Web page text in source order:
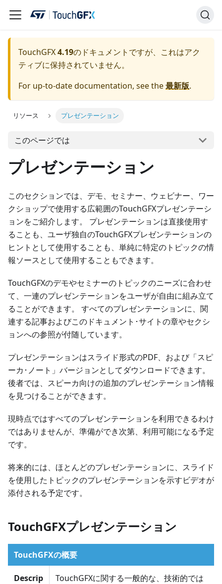
TouchGFX4.19のドキュメントですが、これはアク
ティブに保持されていません。
For up-to-date documentation, see the最新版.
リソース プレゼンテーション
このページでは
プレゼンテーション
このセクションでは、デモ、セミナー、ウェビナー、ワー
クショップで使用する広範囲のTouchGFXプレゼンテーシ
ョンをご紹介します。 プレゼンテーションは直接使用す
ることも、ユーザ独自のTouchGFXプレゼンテーションの
ヒントとして使用することも、単純に特定のトピックの情
報ソースとして使用することもできます。
TouchGFXのデモやセミナーのトピックのニーズに合わせ
て、一連のプレゼンテーションをユーザが自由に組み立て
ることができます。 すべてのプレゼンテーションに、関
連する記事およびこのドキュメント･サイトの章やセクシ
ョンへの参照が付随しています。
プレゼンテーションはスライド形式のPDF、および「スピ
ーカ･ノート」バージョンとしてダウンロードできます。
後者では、スピーカ向けの追加のプレゼンテーション情報
を見つけることができます。
現時点ではすべてのプレゼンテーションを利用できるわけ
ではありませんが、準備ができ次第、利用可能になる予定
です。
将来的には、ほとんどのプレゼンテーションに、スライド
を使用したトピックのプレゼンテーションを示すビデオが
添付される予定です。
TouchGFXプレゼンテーション
TouchGFXの概要
Descrip
TouchGFXに関する一般的な、技術的では